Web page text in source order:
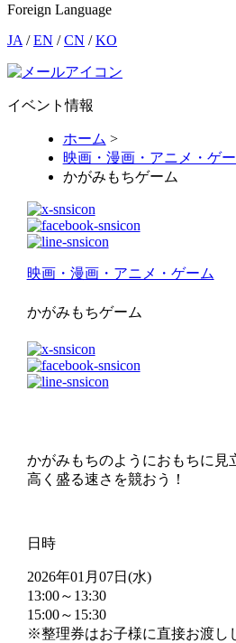
Foreign Language
JA /EN /CN /KO
イベント情報
ホーム >
映画・漫画・アニメ・ゲ
かがみもちゲーム
映画・漫画・アニメ・ゲーム
かがみもちゲーム
かがみもちのようにおもちに見
高く盛る速さを競おう！
日時
2026年01月07日(水)
13:00～13:30
15:00～15:30
※整理券はお子様に直接お渡し